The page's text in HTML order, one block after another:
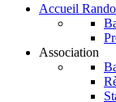
Accueil
Association